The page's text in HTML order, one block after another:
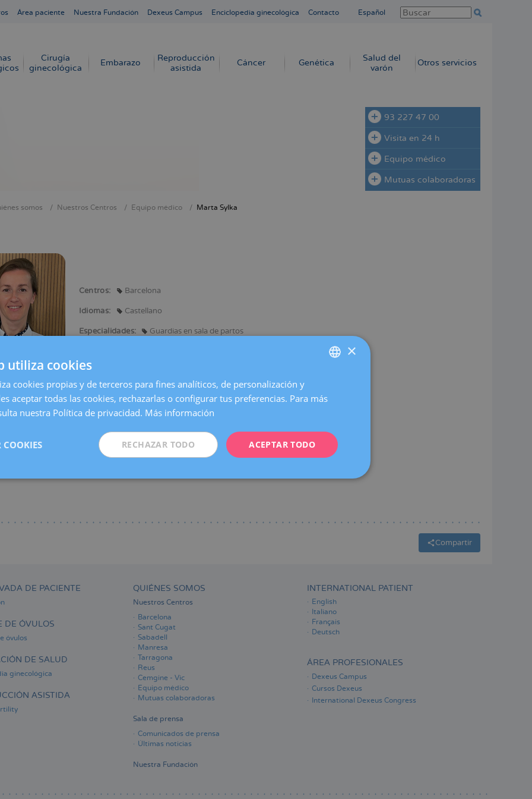
Área paciente Nuestra Fundación Dexeus Campus Enciclopedia ginecológica Contacto Español
Cirugía
ginecológica
Embarazo
Reproducción
asistida
Cáncer Genética
Salud del
varón
Otros servicios
93 227 47 00
Visita en 24 h
Equipo médico
Mutuas colaboradoras
somos Nuestros Centros Equipo médico Marta Sylka
Centros: Barcelona
Idiomas: Castellano
Especialidades: Guardias en sala de partos
Medicina y Cirugía.
de comunicaciones y pósters en congresos y cursos nacionales e internacionales.
en estudios y proyectos de investigación.
Compartir
DE PACIENTE
DE ÓVULOS
óvulos
DE SALUD
ginecológica
ASISTIDA
QUIÉNES SOMOS
Nuestros Centros
Barcelona
Sant Cugat
Sabadell
Manresa
Tarragona
Reus
Cemgine - Vic
Equipo médico
Mutuas colaboradoras
Sala de prensa
Comunicados de prensa
Últimas noticias
Nuestra Fundación
INTERNATIONAL PATIENT
English
Italiano
Français
Deutsch
ÁREA PROFESIONALES
Dexeus Campus
Cursos Dexeus
International Dexeus Congress
CATALÀ
FRENCH
×
utiliza cookies
cookies propias y de terceros para fines analíticos, de personalización y
aceptar todas las cookies, rechazarlas o configurar tus preferencias. Para más
nuestra Política de privacidad. Más información
ACEPTAR TODO
RECHAZAR TODO
COOKIES